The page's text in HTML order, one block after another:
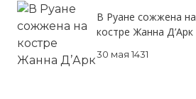
В Руане сожжена на
костре Жанна Д’Арк
30 мая 1431